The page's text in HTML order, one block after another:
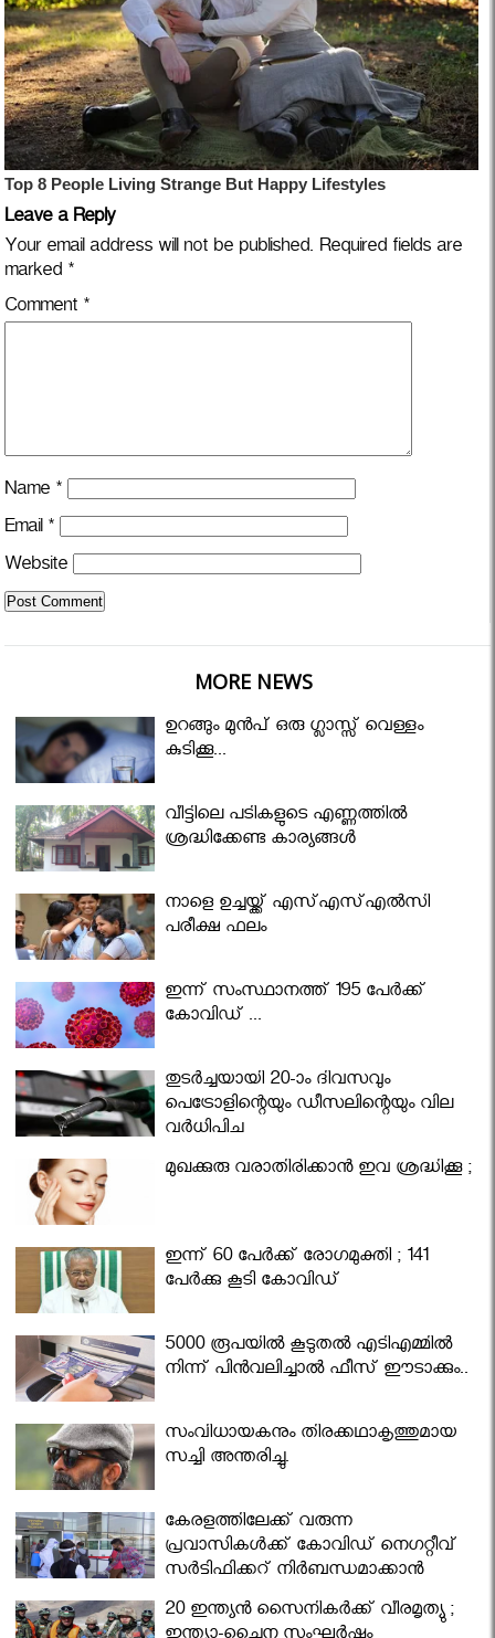
Leave a Reply
Your email address will not be published. Required fields are
marked *
Comment *
Name *
Email *
Website
MORE NEWS
ഉറങ്ങും മുന്‍പ് ഒരു ഗ്ലാസ്സ് വെള്ളം
കുടിക്കൂ...
വീട്ടിലെ പടികളുടെ എണ്ണത്തിൽ
ശ്രദ്ധിക്കേണ്ട കാര്യങ്ങൾ
നാളെ ഉച്ചയ്ക്ക് എസ്എസ്എല്‍സി
പരീക്ഷ ഫലം
ഇന്ന് സംസ്ഥാനത്ത് 195 പേര്‍ക്ക്
കോവിഡ് ...
തുടർച്ചയായി 20-ാം ദിവസവും
പെട്രോളിന്റെയും ഡീസലിന്റെയും വില
വര്‍ധിപ്പിച്ചു
മുഖക്കുരു വരാതിരിക്കാന്‍ ഇവ ശ്രദ്ധിക്കൂ ;
ഇന്ന് 60 പേർക്ക് രോഗമുക്തി ; 141
പേര്‍ക്കു കൂടി കോവിഡ്
5000 രൂപയിൽ കൂടുതൽ എടിഎമ്മിൽ
നിന്ന് പിൻവലിച്ചാൽ ഫീസ് ഈടാക്കും..
സംവിധായകനും തിരക്കഥാകൃത്തുമായ
സച്ചി അന്തരിച്ചു.
കേരളത്തിലേക്ക് വരുന്ന
പ്രവാസികള്‍ക്ക് കോവിഡ് നെഗറ്റീവ്
സര്‍ട്ടിഫിക്കറ്റ് നിർബന്ധമാക്കാൻ
മന്ത്രിസഭ
20 ഇന്ത്യൻ സൈനികർക്ക് വീരമൃത്യു ;